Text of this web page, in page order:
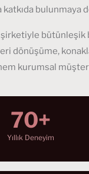
katkıda bulunmaya
şirketiyle
dönüşüme,
kurumsal
70+
Yıllık Deneyim